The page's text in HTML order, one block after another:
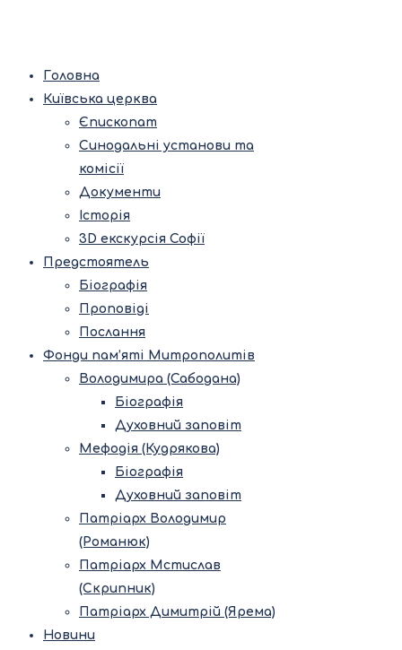
Головна
Київська церква
Єпископат
Синодальні установи та
комісії
Документи
Історія
3D екскурсія Софії
Предстоятель
Біографія
Проповіді
Послання
Фонди пам’яті Митрополитів
Володимира (Сабодана)
Біографія
Духовний заповіт
Мефодія (Кудрякова)
Біографія
Духовний заповіт
Патріарх Володимир
(Романюк)
Патріарх Мстислав
(Скрипник)
Патріарх Димитрій (Ярема)
Новини